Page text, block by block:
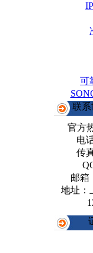
可
联
官方
电
传
邮箱
地址：